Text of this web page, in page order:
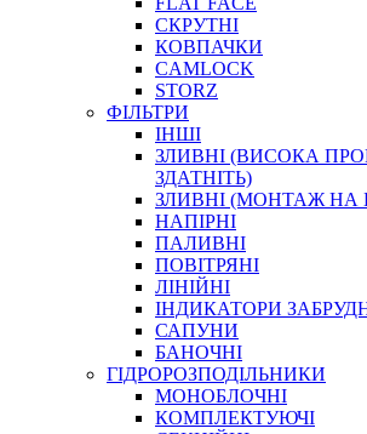
НАСОСИ, КОМПРЕСОРИ,
ПАСТА, АНТИСЕПТИК
ІНСТРУМЕНТ
САДОВИЙ ІНВЕНТАР
ЕЛЕКТРИЧНІ ПРИЛАДИ
ПАЛЬНИКИ, ПАЯЛЬНИКИ,
ІНСТРУМЕНТИ ДЛЯ ЕЛЕКТРИКА
ЕЛЕКТРОІНСТРУМЕНТИ
ЗАМКИ І КОМПЛЕКТУЮЧІ
ІНСТРУМЕНТИ ДЛЯ
СКРУТНІ
КОВПАЧКИ
CAMLOCK
STORZ
ФІЛЬТРИ
ІНШІ
ЗЛИВНІ (ВИСОКА
ЗДАТНІТЬ)
ЗЛИВНІ (МОНТАЖ НА
НАПІРНІ
ПАЛИВНІ
ПОВІТРЯНІ
ЛІНІЙНІ
ІНДИКАТОРИ
САПУНИ
БАНОЧНІ
ГІДРОРОЗПОДІЛЬНИКИ
МОНОБЛОЧНІ
КОМПЛЕКТУЮЧІ